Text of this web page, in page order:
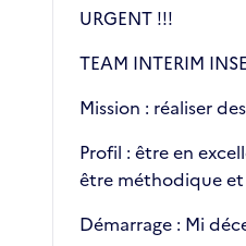
URGENT !!!
TEAM INTERIM
Mission : réaliser
Profil : être en
être méthodique et
Démarrage : Mi